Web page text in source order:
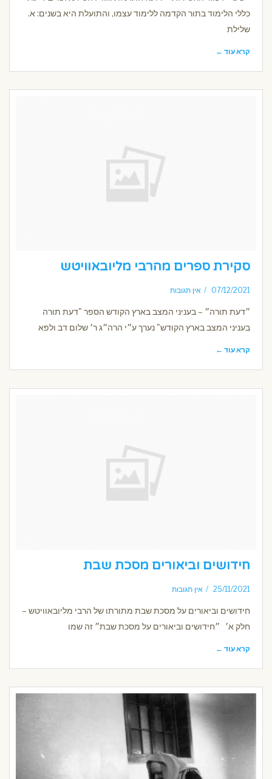
כללי הלימוד בתור הקדמה ללימוד עצמו, והתועלת היא בשנים: א.
שלילת
קרא עוד ←
סקירת ספרים מהרבי מליובאוויטש
07/12/2021 אין תגובות
״דעת תורה״ – בעניני המצב בארץ הקודש הספר "דעת תורה
בעניני המצב בארץ הקודש" נערך ע״י הרה״ג ר׳ שלום דב ולפא
קרא עוד ←
חידושים וביאורים מסכת שבת
25/11/2021 אין תגובות
חידושים וביאורים על מסכת שבת מתורתו של הרבי מליובאוויטש –
חלק א׳ ״חידושים וביאורים על מסכת שבת״ זה שמו
קרא עוד ←